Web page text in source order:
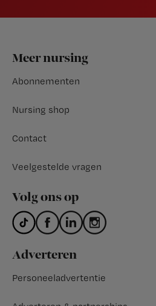
Footer
Meer nursing
Abonnementen
Nursing shop
Contact
Veelgestelde vragen
Volg ons op
Adverteren
Personeeladvertentie